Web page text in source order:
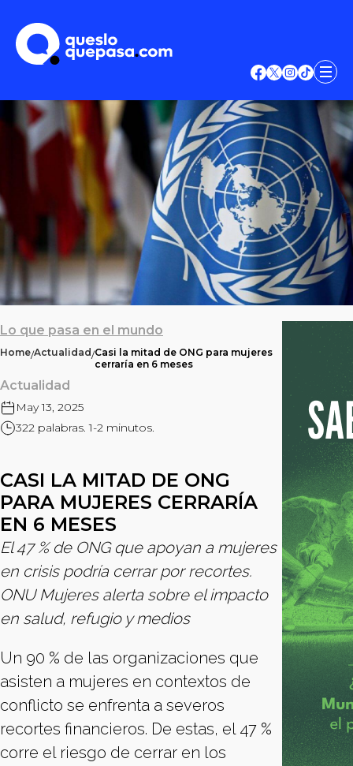
Lo que pasa en el mundo
Home/Actualidad/Casi la mitad de ONG para mujeres
cerraría en 6 meses
Actualidad
May 13, 2025
322 palabras. 1-2 minutos.
CASI LA MITAD DE ONG
PARA MUJERES CERRARÍA
EN 6 MESES
El 47 % de ONG que apoyan a mujeres
en crisis podría cerrar por recortes.
ONU Mujeres alerta sobre el impacto
en salud, refugio y medios
Un 90 % de las organizaciones que
asisten a mujeres en contextos de
conflicto se enfrenta a severos
recortes financieros. De estas, el 47 %
corre el riesgo de cerrar en los